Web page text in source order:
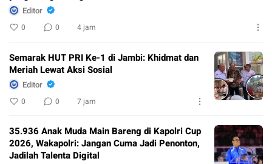
Editor
0 0 4 jam
Semarak HUT PRI Ke-1 di Jambi: Khidmat dan
Meriah Lewat Aksi Sosial
Editor
0 0 7 jam
35.936 Anak Muda Main Bareng di Kapolri Cup
2026, Wakapolri: Jangan Cuma Jadi Penonton,
Jadilah Talenta Digital